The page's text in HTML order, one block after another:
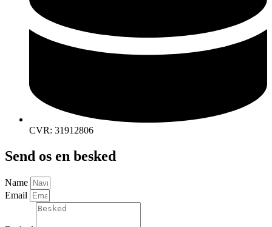
CVR: 31912806
Send os en besked
Name
Email